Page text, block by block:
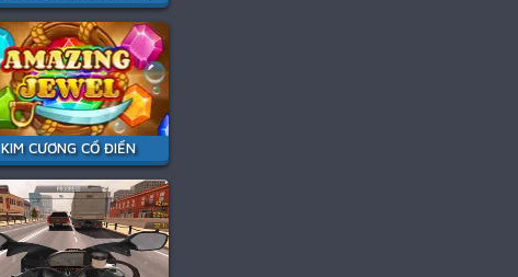
KIM CƯƠNG CỔ ĐIỂN